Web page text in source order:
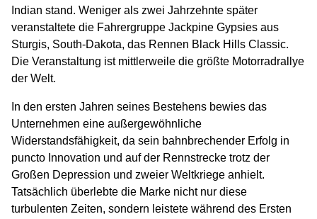
Indian stand. Weniger als zwei Jahrzehnte später
veranstaltete die Fahrergruppe Jackpine Gypsies aus
Sturgis, South-Dakota, das Rennen Black Hills Classic.
Die Veranstaltung ist mittlerweile die größte Motorradrallye
der Welt.
In den ersten Jahren seines Bestehens bewies das
Unternehmen eine außergewöhnliche
Widerstandsfähigkeit, da sein bahnbrechender Erfolg in
puncto Innovation und auf der Rennstrecke trotz der
Großen Depression und zweier Weltkriege anhielt.
Tatsächlich überlebte die Marke nicht nur diese
turbulenten Zeiten, sondern leistete während des Ersten